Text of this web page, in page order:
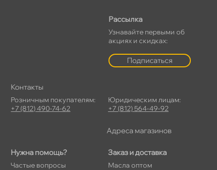
Нужна помощь?
Частые вопросы
Заказ и доставка
Масла оптом
Рассылка
Узнавайте первыми о
акциях и скидках:
Подписаться
Контакты
Розничным покупателям:
+7 (812) 490-74-62
Юридическим лицам:
+7 (812) 564-49-92
Адреса магазино